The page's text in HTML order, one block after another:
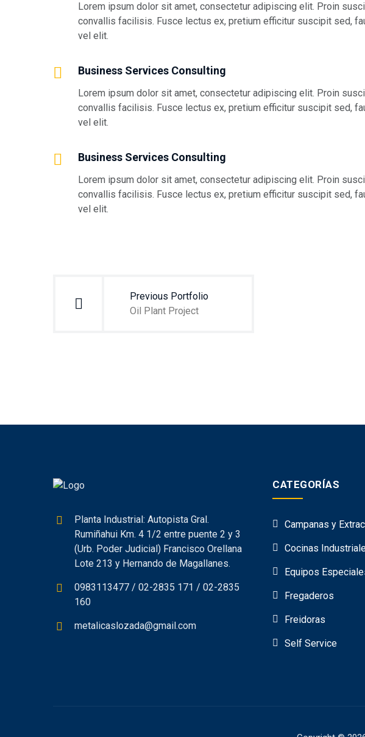
Lorem ipsum dolor sit amet, consectetur adipiscing elit. Proin
convallis facilisis. Fusce lectus ex, pretium efficitur suscipit sed,
vel elit.
Business Services Consulting
Lorem ipsum dolor sit amet, consectetur adipiscing elit. Proin
convallis facilisis. Fusce lectus ex, pretium efficitur suscipit sed,
vel elit.
Business Services Consulting
Lorem ipsum dolor sit amet, consectetur adipiscing elit. Proin
convallis facilisis. Fusce lectus ex, pretium efficitur suscipit sed,
vel elit.
entradas
Previous Portfolio
Oil Plant Project
Planta Industrial: Autopista Gral.
Rumiñahui Km. 4 1/2 entre puente 2 y 3
(Urb. Poder Judicial) Francisco Orellana
Lote 213 y Hernando de Magallanes.
0983113477 / 02-2835 171 / 02-2835
160
metalicaslozada@gmail.com
CATEGORÍAS
Campanas y
Cocinas
Equipos
Fregaderos
Freidoras
Self Service